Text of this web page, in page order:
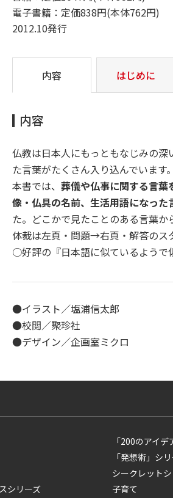
電子書籍：定価838円(本体762円)
2012.10発行
内容 はじめに
内容
仏教は日本人にもっともなじみの
た言葉がたくさん入り込んでいます。
本書では、葬儀や仏事に関する言
像・仏具の名前、生活用語になっ
た。どこかで見たことのある言葉か
体裁は左頁・問題→右頁・解答のス
○好評の『日本語に似ているようで
●イラスト／塩浦信太郎
●校閲／聚珍社
●デザイン／企画室ミクロ
シリーズ
「200のアイ
「発想術」シ
シークレット
子育て